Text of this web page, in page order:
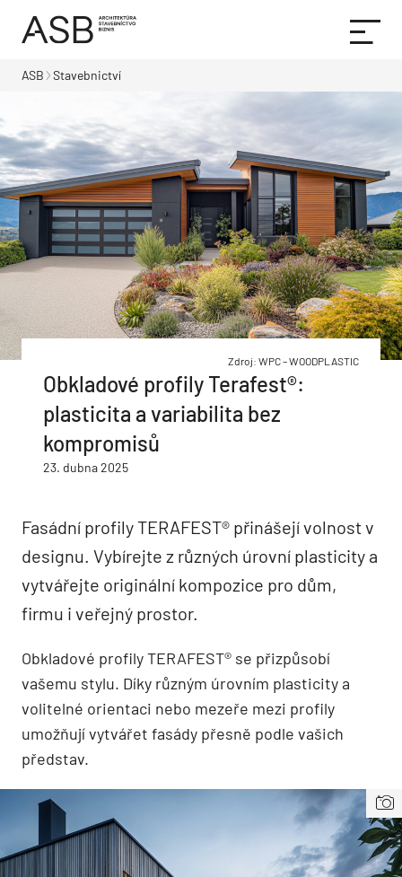
ASB Stavebnictví
Zdroj: WPC – WOODPLASTIC
Obkladové profily Terafest®:
plasticita a variabilita bez
kompromisů
23. dubna 2025
Fasádní profily TERAFEST® přinášejí volnost v
designu. Vybírejte z různých úrovní plasticity a
vytvářejte originální kompozice pro dům,
firmu i veřejný prostor.
Obkladové profily TERAFEST® se přizpůsobí
vašemu stylu. Díky různým úrovním plasticity a
volitelné orientaci nebo mezeře mezi profily
umožňují vytvářet fasády přesně podle vašich
představ.